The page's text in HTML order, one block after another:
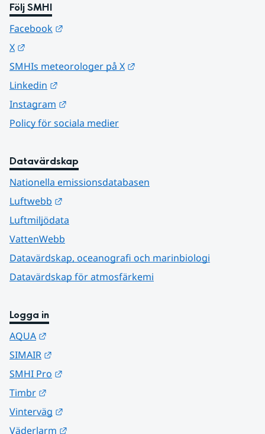
Följ SMHI
Facebook
X
SMHIs meteorologer på X
Linkedin
Instagram
Policy för sociala medier
Datavärdskap
Nationella emissionsdatabasen
Luftwebb
Luftmiljödata
VattenWebb
Datavärdskap, oceanografi och marinbiologi
Datavärdskap för atmosfärkemi
Logga in
AQUA
SIMAIR
SMHI Pro
Timbr
Vinterväg
Väderlarm